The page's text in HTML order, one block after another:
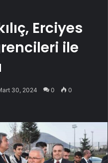
Erciyes
ile
30, 2024 0 0